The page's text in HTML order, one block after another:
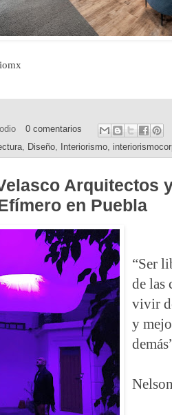
0 comentarios
Diseño Interiorismo
Arquitectos
en Puebla
“Ser
de las
vivir
y